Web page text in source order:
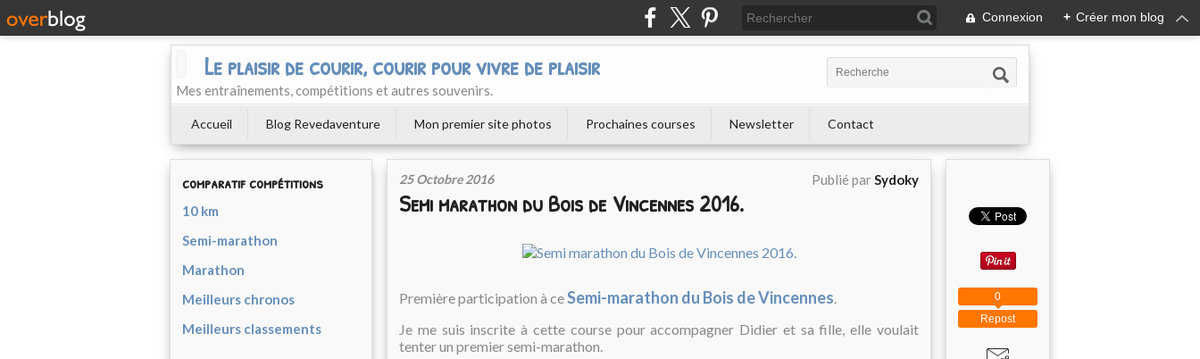
Connexion + Créer mon blog
Le plaisir de courir, courir pour vivre de plaisir
Mes entraînements, compétitions et autres souvenirs.
Accueil Blog Revedaventure Mon premier site photos Prochaines courses Newsletter Contact
comparatif compétitions
10 km
Semi-marathon
Marathon
Meilleurs chronos
Meilleurs classements
25 Octobre 2016 Publié parSydoky
Semi marathon du Bois de Vincennes 2016.
Première participation à ceSemi-marathon du Bois de Vincennes.
Je me suis inscrite à cette course pour accompagner Didier et sa fille, elle voulait
tenter un premier semi-marathon.
Repost
0